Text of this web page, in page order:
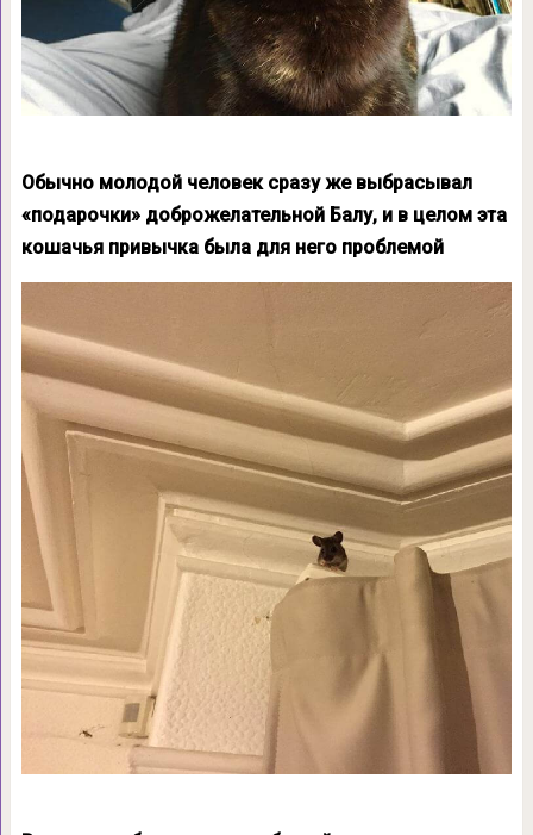
Обычно молодой человек сразу же выбрасывал
«подарочки» доброжелательной Балу, и в целом эта
кошачья привычка была для него проблемой